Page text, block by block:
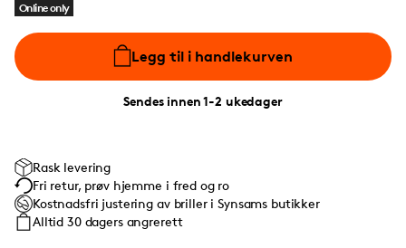
Online only
Legg til i handlekurven
Sendes innen 1-2 ukedager
Rask levering
Fri retur, prøv hjemme i fred og ro
Kostnadsfri justering av briller i Synsams butikker
Alltid 30 dagers angrerett